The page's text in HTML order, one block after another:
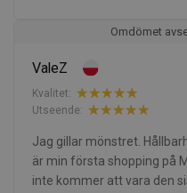
Omdömet
ValeZ
Kvalitet:
Utseende:
Jag gillar mönstret.
är min första shopping på
inte kommer att vara den